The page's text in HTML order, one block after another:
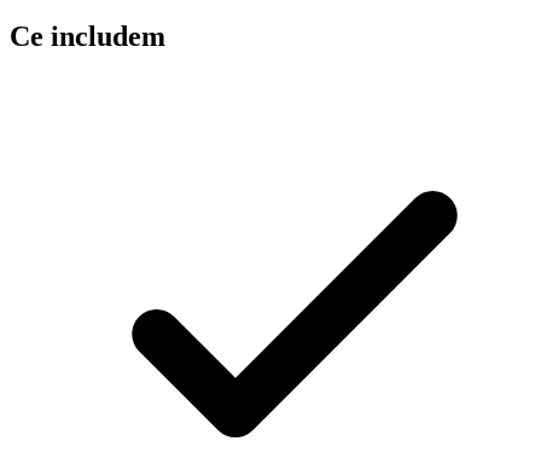
Ce includem